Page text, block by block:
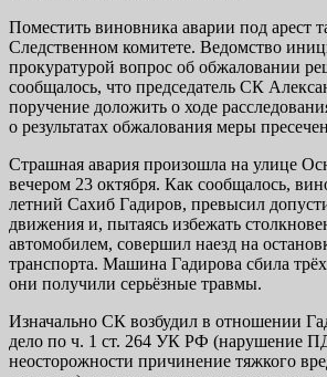
Поместить виновника аварии под арест
Следственном комитете. Ведомство
прокуратурой вопрос об обжаловании
сообщалось, что председатель СК
поручение доложить о ходе
о результатах обжалования меры
Страшная авария произошла на улице
вечером 23 октября. Как сообщалось,
летний Сахиб Гадиров, превысил
движения и, пытаясь избежать
автомобилем, совершил наезд на
транспорта. Машина Гадирова сбила
они получили серьёзные травмы.
Изначально СК возбудил в отношении
дело по ч. 1 ст. 264 УК РФ (нарушение
неосторожности причинение тяжкого